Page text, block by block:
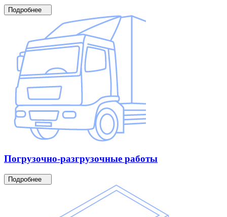
Подробнее
Погрузочно-разгрузочные работы
Подробнее